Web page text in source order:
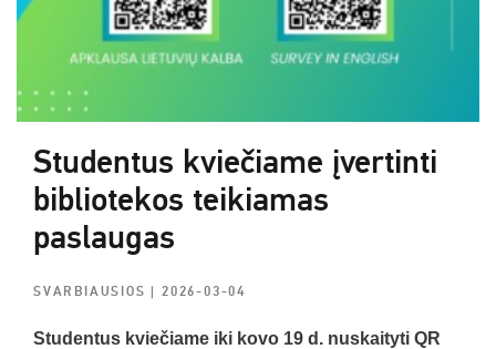
Studentus kviečiame įvertinti
bibliotekos teikiamas
paslaugas
SVARBIAUSIOS| 2026-03-04
Studentus kviečiame iki kovo 19 d. nuskaityti QR